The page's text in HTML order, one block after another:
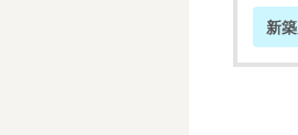
新